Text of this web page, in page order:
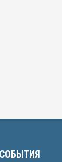
СОБЫТИЯ